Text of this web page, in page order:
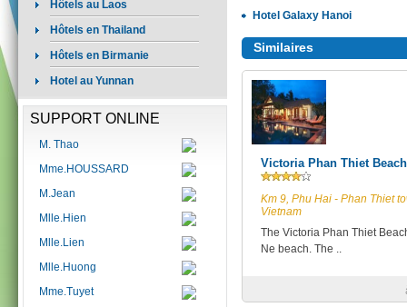
Hôtels au Laos
Hôtels en Thailand
Hôtels en Birmanie
Hotel au Yunnan
SUPPORT ONLINE
M. Thao
Mme.HOUSSARD
M.Jean
Mlle.Hien
Mlle.Lien
Mlle.Huong
Mme.Tuyet
Hotel Galaxy Hanoi
Similaires
Victoria Phan Thiet
Km 9, Phu Hai - Phan Thiet
Vietnam
The Victoria Phan Thiet
Ne beach. The ..